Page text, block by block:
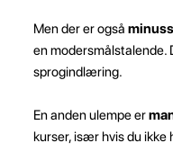
Men der er også
en modersmålstalende.
sprogindlæring.
En anden ulempe er
kurser, især hvis du ikke